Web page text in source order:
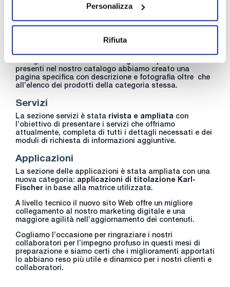
Personalizza
Rifiuta
scheda articolo nella sezione documentazione tecnica.
Si tratta di una funzionalità che genera un file
scaricabilecon tutte le informazioni visualizzate e
completamenteaggiornate.
Nuove categorie di prodotti
presenti nel nostro catalogo abbiamo creato una
pagina specifica con descrizione e fotografia oltre che
all’elenco dei prodotti della categoria stessa.
Servizi
La sezione servizi è stata rivista e ampliata con
l’obiettivo di presentare i servizi che offriamo
attualmente, completa di tutti i dettagli necessati e dei
moduli di richiesta di informazioni aggiuntive.
Applicazioni
La sezione delle applicazioni è stata ampliata con una
nuova categoria: applicazioni di titolazione Karl-
Fischer in base alla matrice utilizzata.
A livello tecnico il nuovo sito Web offre un migliore
collegamento al nostro marketing digitale e una
maggiore agilità nell’aggiornamento dei contenuti.
Cogliamo l’occasione per ringraziare i nostri
collaboratori per l’impegno profuso in questi mesi di
preparazione e siamo certi che i miglioramenti apportati
lo abbiano reso più utile e dinamico per i nostri clienti e
collaboratori.